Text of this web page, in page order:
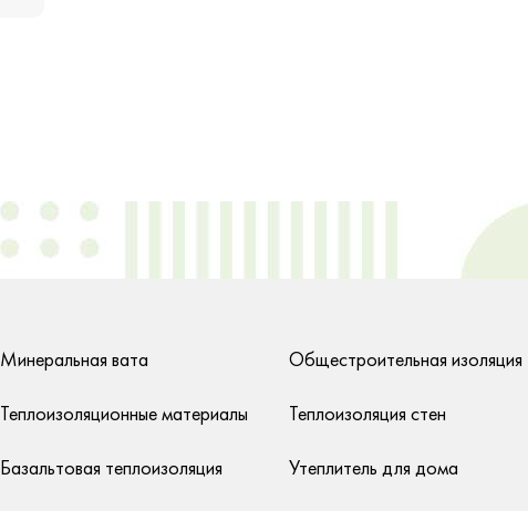
Минеральная вата Общестроительная изоляция
Теплоизоляционные материалы Теплоизоляция стен
Базальтовая теплоизоляция Утеплитель для дома